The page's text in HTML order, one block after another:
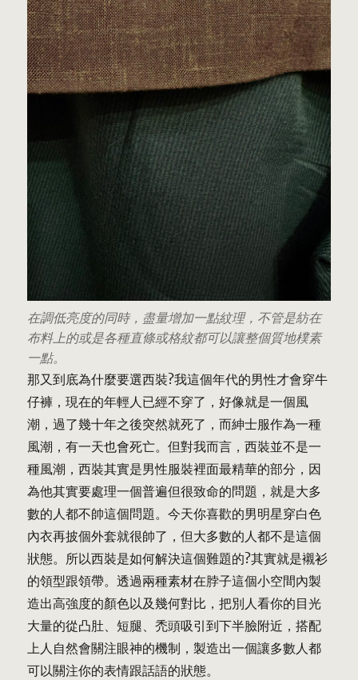
在調低亮度的同時，盡量增加一點紋理，不管是紡在
布料上的或是各種直條或格紋都可以讓整個質地樸素
一點。
那又到底為什麼要選西裝?我這個年代的男性才會穿牛
仔褲，現在的年輕人已經不穿了，好像就是一個風
潮，過了幾十年之後突然就死了，而紳士服作為一種
風潮，有一天也會死亡。但對我而言，西裝並不是一
種風潮，西裝其實是男性服裝裡面最精華的部分，因
為他其實要處理一個普遍但很致命的問題，就是大多
數的人都不帥這個問題。今天你喜歡的男明星穿白色
內衣再披個外套就很帥了，但大多數的人都不是這個
狀態。所以西裝是如何解決這個難題的?其實就是襯衫
的領型跟領帶。透過兩種素材在脖子這個小空間內製
造出高強度的顏色以及幾何對比，把別人看你的目光
大量的從凸肚、短腿、禿頭吸引到下半臉附近，搭配
上人自然會關注眼神的機制，製造出一個讓多數人都
可以關注你的表情跟話語的狀態。